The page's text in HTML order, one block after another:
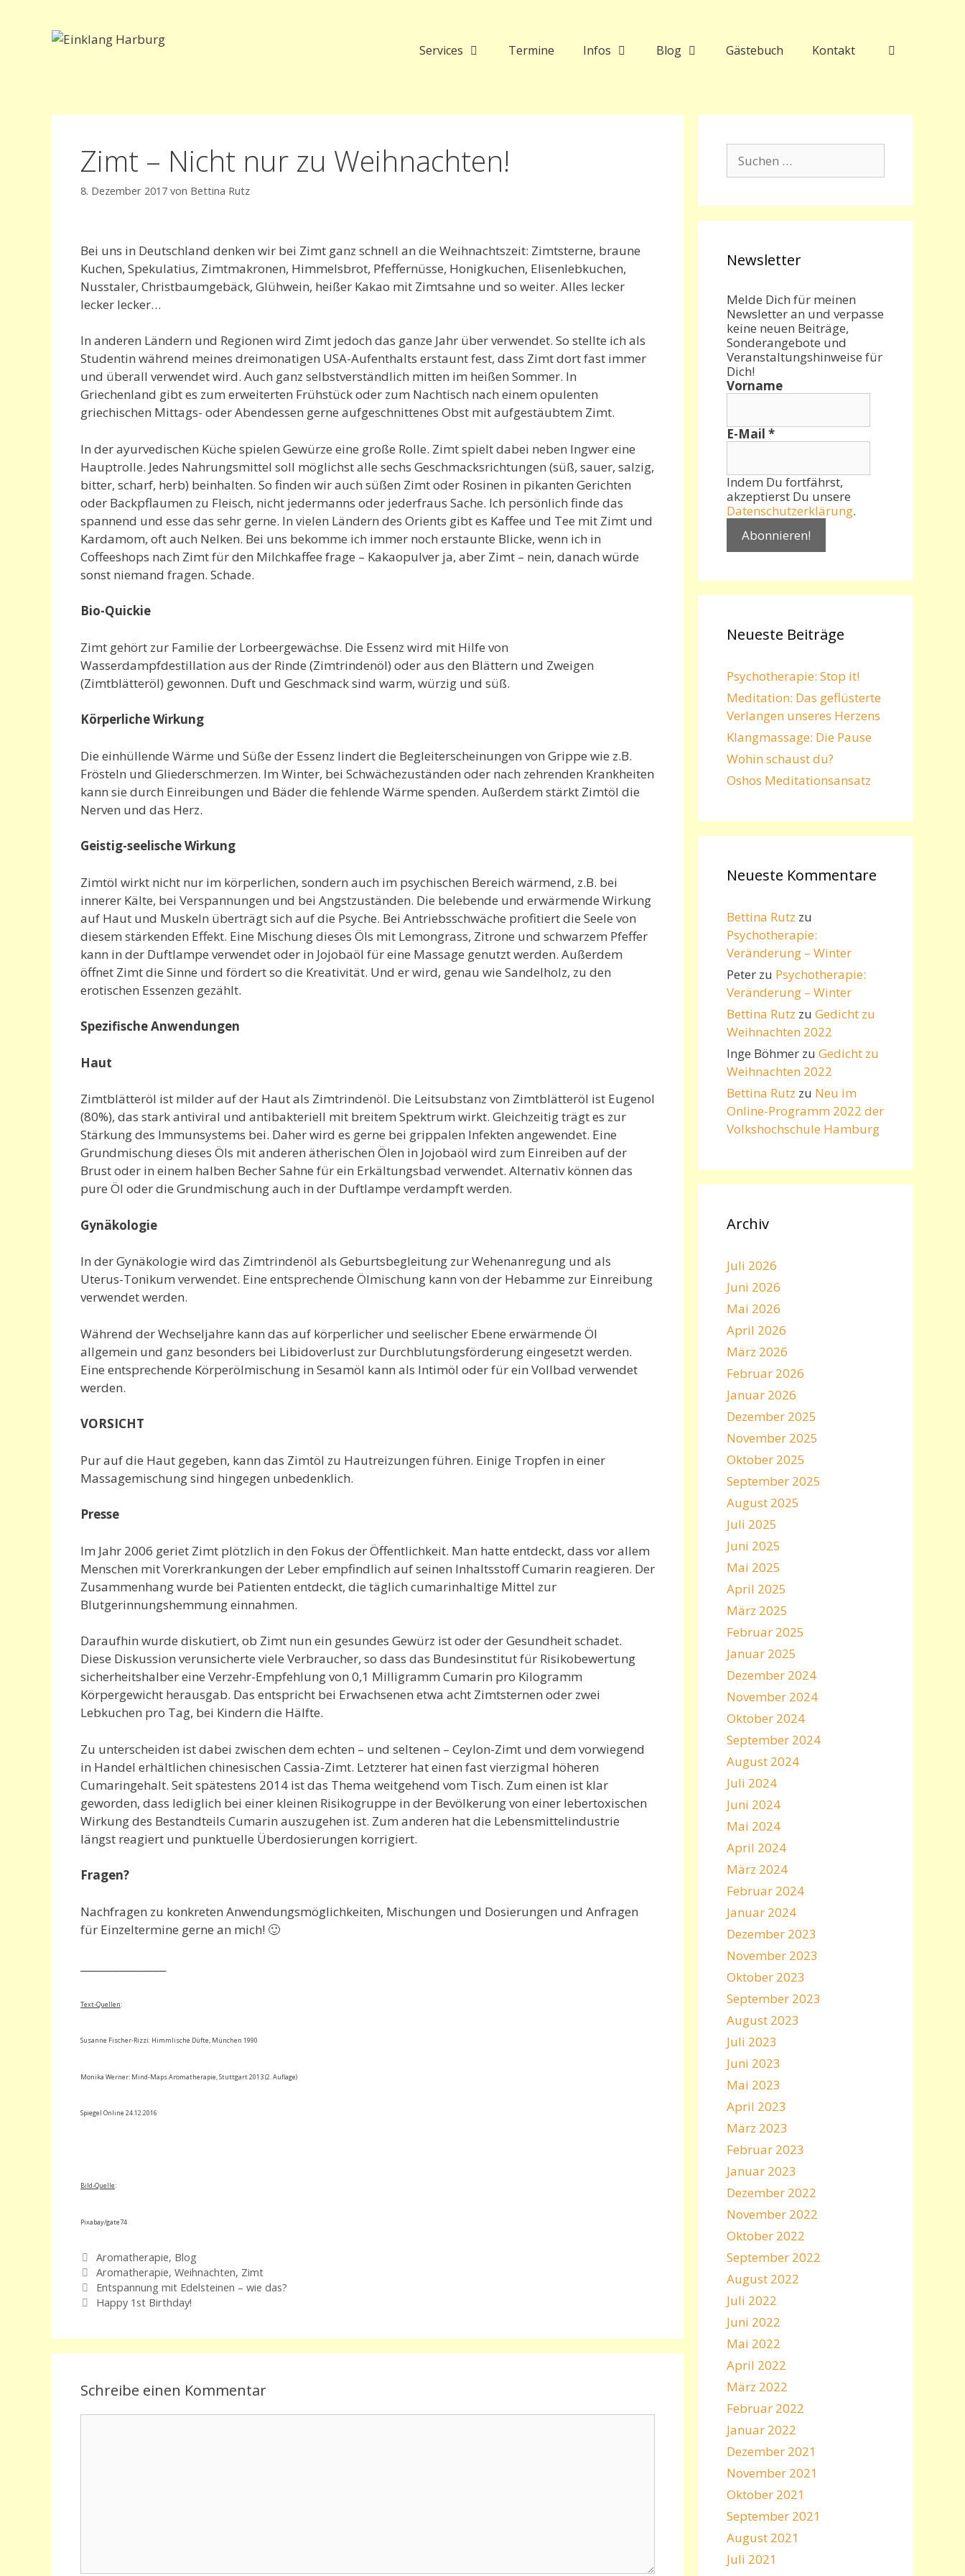
Services Termine Infos Blog Gästebuch Kontakt
Zimt – Nicht nur zu Weihnachten!
8. Dezember 2017 von Bettina Rutz
Bei uns in Deutschland denken wir bei Zimt ganz schnell an die Weihnachtszeit: Zimtsterne, braune
Kuchen, Spekulatius, Zimtmakronen, Himmelsbrot, Pfeffernüsse, Honigkuchen, Elisenlebkuchen,
Nusstaler, Christbaumgebäck, Glühwein, heißer Kakao mit Zimtsahne und so weiter. Alles lecker
lecker lecker…
In anderen Ländern und Regionen wird Zimt jedoch das ganze Jahr über verwendet. So stellte ich als
Studentin während meines dreimonatigen USA-Aufenthalts erstaunt fest, dass Zimt dort fast immer
und überall verwendet wird. Auch ganz selbstverständlich mitten im heißen Sommer. In
Griechenland gibt es zum erweiterten Frühstück oder zum Nachtisch nach einem opulenten
griechischen Mittags- oder Abendessen gerne aufgeschnittenes Obst mit aufgestäubtem Zimt.
In der ayurvedischen Küche spielen Gewürze eine große Rolle. Zimt spielt dabei neben Ingwer eine
Hauptrolle. Jedes Nahrungsmittel soll möglichst alle sechs Geschmacksrichtungen (süß, sauer, salzig,
bitter, scharf, herb) beinhalten. So finden wir auch süßen Zimt oder Rosinen in pikanten Gerichten
oder Backpflaumen zu Fleisch, nicht jedermanns oder jederfraus Sache. Ich persönlich finde das
spannend und esse das sehr gerne. In vielen Ländern des Orients gibt es Kaffee und Tee mit Zimt und
Kardamom, oft auch Nelken. Bei uns bekomme ich immer noch erstaunte Blicke, wenn ich in
Coffeeshops nach Zimt für den Milchkaffee frage – Kakaopulver ja, aber Zimt – nein, danach würde
sonst niemand fragen. Schade.
Bio-Quickie
Zimt gehört zur Familie der Lorbeergewächse. Die Essenz wird mit Hilfe von
Wasserdampfdestillation aus der Rinde (Zimtrindenöl) oder aus den Blättern und Zweigen
(Zimtblätteröl) gewonnen. Duft und Geschmack sind warm, würzig und süß.
Körperliche Wirkung
Die einhüllende Wärme und Süße der Essenz lindert die Begleiterscheinungen von Grippe wie z.B.
Frösteln und Gliederschmerzen. Im Winter, bei Schwächezuständen oder nach zehrenden Krankheiten
kann sie durch Einreibungen und Bäder die fehlende Wärme spenden. Außerdem stärkt Zimtöl die
Nerven und das Herz.
Geistig-seelische Wirkung
Zimtöl wirkt nicht nur im körperlichen, sondern auch im psychischen Bereich wärmend, z.B. bei
innerer Kälte, bei Verspannungen und bei Angstzuständen. Die belebende und erwärmende Wirkung
auf Haut und Muskeln überträgt sich auf die Psyche. Bei Antriebsschwäche profitiert die Seele von
diesem stärkenden Effekt. Eine Mischung dieses Öls mit Lemongrass, Zitrone und schwarzem Pfeffer
kann in der Duftlampe verwendet oder in Jojobaöl für eine Massage genutzt werden. Außerdem
öffnet Zimt die Sinne und fördert so die Kreativität. Und er wird, genau wie Sandelholz, zu den
erotischen Essenzen gezählt.
Spezifische Anwendungen
Haut
Zimtblätteröl ist milder auf der Haut als Zimtrindenöl. Die Leitsubstanz von Zimtblätteröl ist Eugenol
(80%), das stark antiviral und antibakteriell mit breitem Spektrum wirkt. Gleichzeitig trägt es zur
Stärkung des Immunsystems bei. Daher wird es gerne bei grippalen Infekten angewendet. Eine
Grundmischung dieses Öls mit anderen ätherischen Ölen in Jojobaöl wird zum Einreiben auf der
Brust oder in einem halben Becher Sahne für ein Erkältungsbad verwendet. Alternativ können das
pure Öl oder die Grundmischung auch in der Duftlampe verdampft werden.
Gynäkologie
In der Gynäkologie wird das Zimtrindenöl als Geburtsbegleitung zur Wehenanregung und als
Uterus-Tonikum verwendet. Eine entsprechende Ölmischung kann von der Hebamme zur Einreibung
verwendet werden.
Während der Wechseljahre kann das auf körperlicher und seelischer Ebene erwärmende Öl
allgemein und ganz besonders bei Libidoverlust zur Durchblutungsförderung eingesetzt werden.
Eine entsprechende Körperölmischung in Sesamöl kann als Intimöl oder für ein Vollbad verwendet
werden.
VORSICHT
Pur auf die Haut gegeben, kann das Zimtöl zu Hautreizungen führen. Einige Tropfen in einer
Massagemischung sind hingegen unbedenklich.
Presse
Im Jahr 2006 geriet Zimt plötzlich in den Fokus der Öffentlichkeit. Man hatte entdeckt, dass vor allem
Menschen mit Vorerkrankungen der Leber empfindlich auf seinen Inhaltsstoff Cumarin reagieren. Der
Zusammenhang wurde bei Patienten entdeckt, die täglich cumarinhaltige Mittel zur
Blutgerinnungshemmung einnahmen.
Daraufhin wurde diskutiert, ob Zimt nun ein gesundes Gewürz ist oder der Gesundheit schadet.
Diese Diskussion verunsicherte viele Verbraucher, so dass das Bundesinstitut für Risikobewertung
sicherheitshalber eine Verzehr-Empfehlung von 0,1 Milligramm Cumarin pro Kilogramm
Körpergewicht herausgab. Das entspricht bei Erwachsenen etwa acht Zimtsternen oder zwei
Lebkuchen pro Tag, bei Kindern die Hälfte.
Zu unterscheiden ist dabei zwischen dem echten – und seltenen – Ceylon-Zimt und dem vorwiegend
in Handel erhältlichen chinesischen Cassia-Zimt. Letzterer hat einen fast vierzigmal höheren
Cumaringehalt. Seit spätestens 2014 ist das Thema weitgehend vom Tisch. Zum einen ist klar
geworden, dass lediglich bei einer kleinen Risikogruppe in der Bevölkerung von einer lebertoxischen
Wirkung des Bestandteils Cumarin auszugehen ist. Zum anderen hat die Lebensmittelindustrie
längst reagiert und punktuelle Überdosierungen korrigiert.
Fragen?
Nachfragen zu konkreten Anwendungsmöglichkeiten, Mischungen und Dosierungen und Anfragen
für Einzeltermine gerne an mich! 🙂
Text-Quellen:
Susanne Fischer-Rizzi: Himmlische Düfte, München 1990
Monika Werner: Mind-Maps Aromatherapie, Stuttgart 2013 (2. Auflage)
Spiegel Online 24.12.2016
Bild-Quelle:
Pixabay/gate74
Kategorien
Aromatherapie, Blog
Schlagwörter
Aromatherapie, Weihnachten, Zimt
Entspannung mit Edelsteinen – wie das?
Happy 1st Birthday!
Schreibe einen Kommentar
nach:
Newsletter
Melde Dich für meinen
Newsletter an und verpasse
keine neuen Beiträge,
Sonderangebote und
Veranstaltungshinweise für
Dich!
Vorname
E-Mail *
Indem Du fortfährst,
akzeptierst Du unsere
Datenschutzerklärung.
Neueste Beiträge
Psychotherapie: Stop it!
Meditation: Das geflüsterte
Verlangen unseres Herzens
Klangmassage: Die Pause
Wohin schaust du?
Oshos Meditationsansatz
Neueste Kommentare
Bettina Rutz zu
Psychotherapie:
Veränderung – Winter
Peter zu Psychotherapie:
Veränderung – Winter
Bettina Rutz zu Gedicht zu
Weihnachten 2022
Inge Böhmer zu Gedicht zu
Weihnachten 2022
Bettina Rutz zu Neu im
Online-Programm 2022 der
Volkshochschule Hamburg
Archiv
Juli 2026
Juni 2026
Mai 2026
April 2026
März 2026
Februar 2026
Januar 2026
Dezember 2025
November 2025
Oktober 2025
September 2025
August 2025
Juli 2025
Juni 2025
Mai 2025
April 2025
März 2025
Februar 2025
Januar 2025
Dezember 2024
November 2024
Oktober 2024
September 2024
August 2024
Juli 2024
Juni 2024
Mai 2024
April 2024
März 2024
Februar 2024
Januar 2024
Dezember 2023
November 2023
Oktober 2023
September 2023
August 2023
Juli 2023
Juni 2023
Mai 2023
April 2023
März 2023
Februar 2023
Januar 2023
Dezember 2022
November 2022
Oktober 2022
September 2022
August 2022
Juli 2022
Juni 2022
Mai 2022
April 2022
März 2022
Februar 2022
Januar 2022
Dezember 2021
November 2021
Oktober 2021
September 2021
August 2021
Juli 2021